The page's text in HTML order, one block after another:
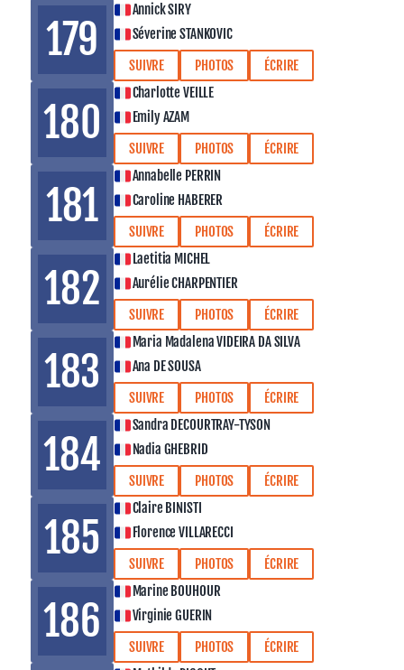
179
Annick SIRY
Séverine STANKOVIC
SUIVRE
PHOTOS ÉCRIRE
180
Charlotte VEILLE
Emily AZAM
SUIVRE
PHOTOS ÉCRIRE
181
Annabelle PERRIN
Caroline HABERER
SUIVRE
PHOTOS ÉCRIRE
182
Laetitia MICHEL
Aurélie CHARPENTIER
SUIVRE
PHOTOS ÉCRIRE
183
Maria Madalena VIDEIRA DA SILVA
Ana DE SOUSA
SUIVRE
PHOTOS ÉCRIRE
184
Sandra DECOURTRAY-TYSON
Nadia GHEBRID
SUIVRE
PHOTOS ÉCRIRE
185
Claire BINISTI
Florence VILLARECCI
SUIVRE
PHOTOS ÉCRIRE
186
Marine BOUHOUR
Virginie GUERIN
SUIVRE
PHOTOS ÉCRIRE